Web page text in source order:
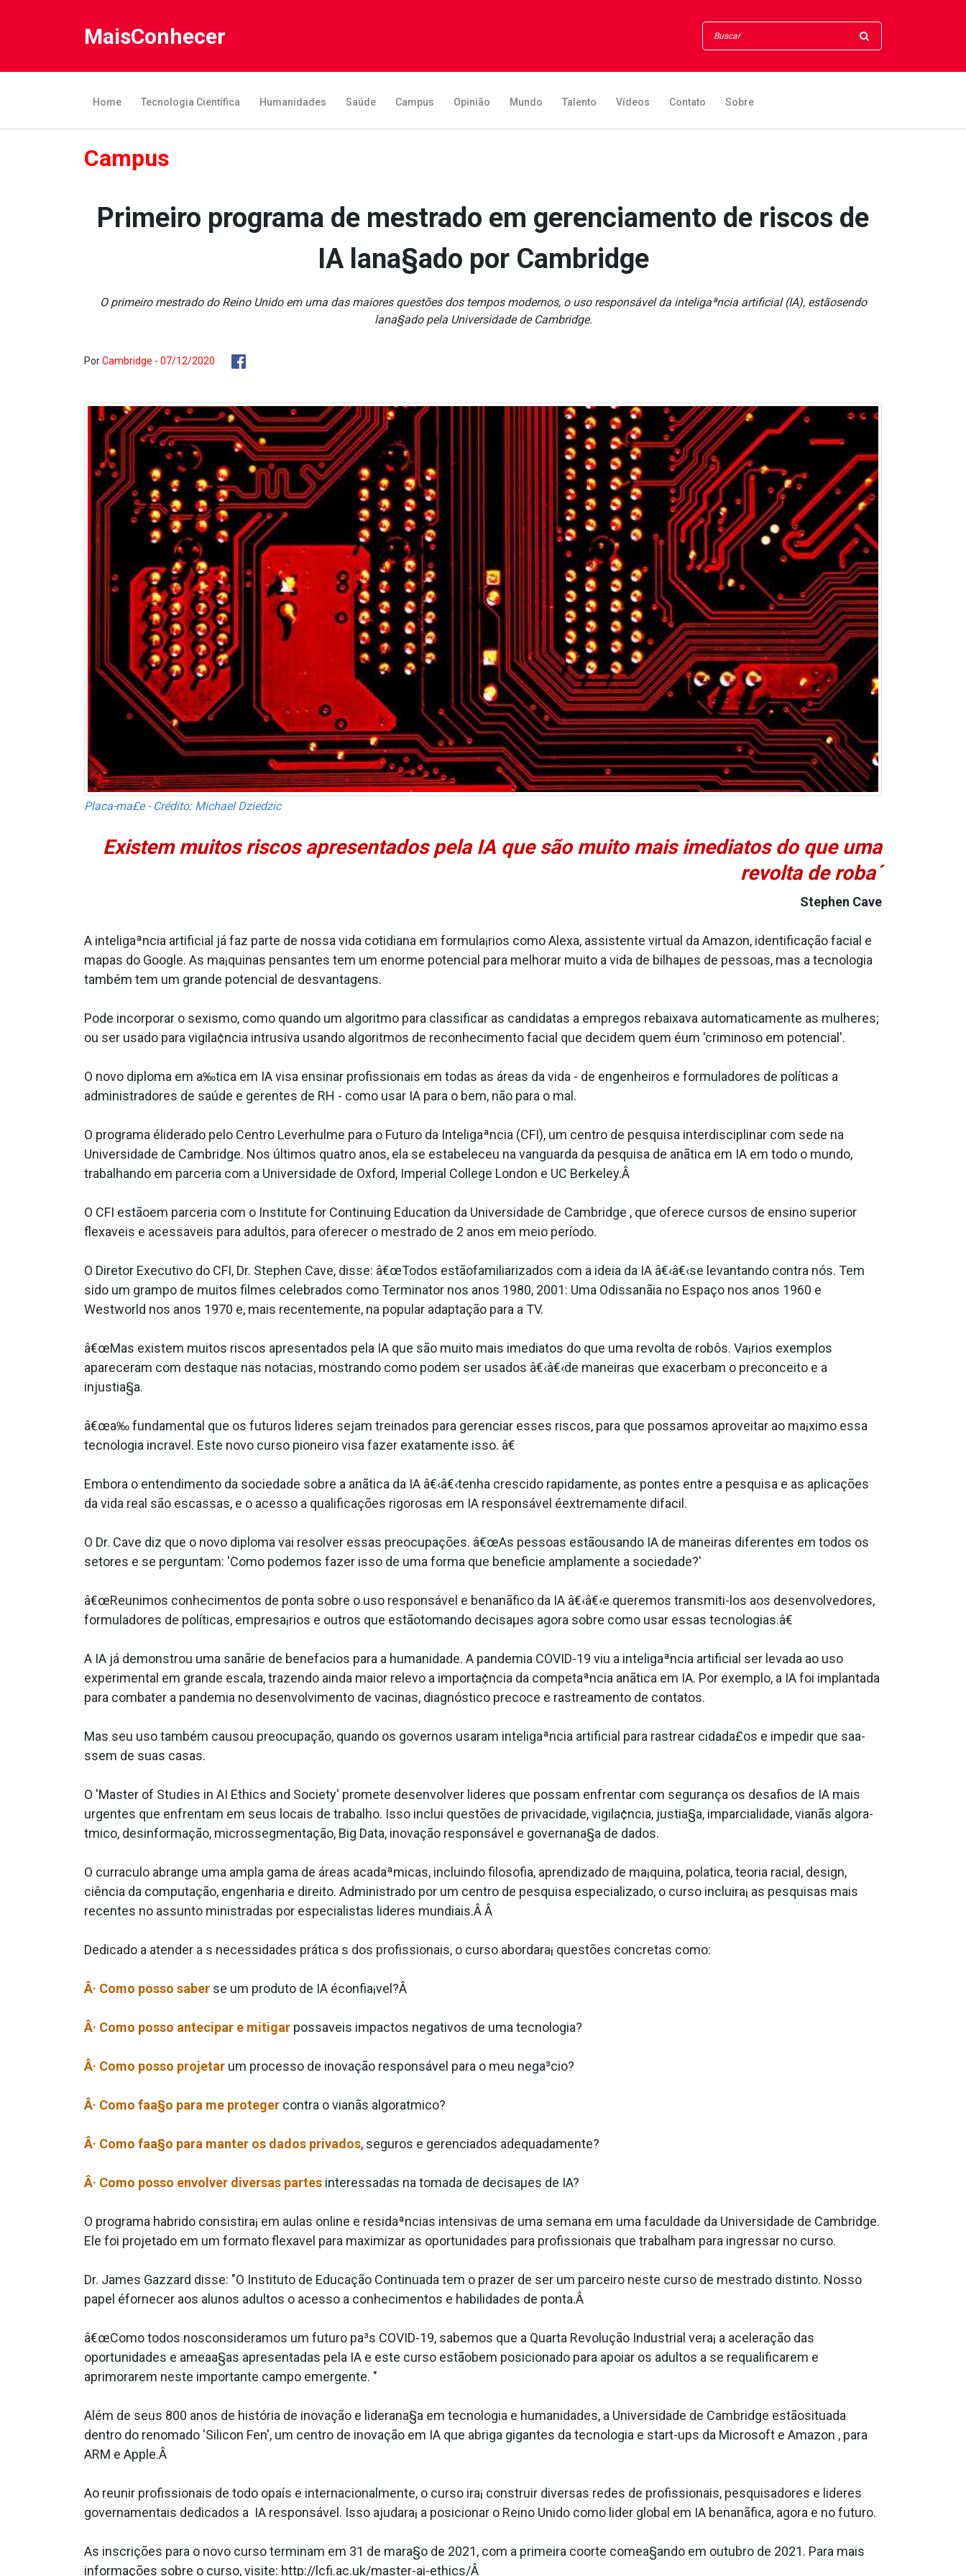
MaisConhecer
Home Tecnologia Científica Humanidades Saúde Campus Opinião Mundo Talento Vídeos Contato Sobre
Campus
Primeiro programa de mestrado em gerenciamento de riscos de
IA lana§ado por Cambridge
O primeiro mestrado do Reino Unido em uma das maiores questões dos tempos modernos, o uso responsável da inteligaªncia artificial (IA), estãosendo
lana§ado pela Universidade de Cambridge.
PorCambridge - 07/12/2020
Placa-ma£e - Crédito: Michael Dziedzic
Existem muitos riscos apresentados pela IA que são muito mais imediatos do que uma
revolta de roba´
Stephen Cave
A inteligaªncia artificial já faz parte de nossa vida cotidiana em formula¡rios como Alexa, assistente virtual da Amazon, identificação facial e
mapas do Google. As ma¡quinas pensantes tem um enorme potencial para melhorar muito a vida de bilhaµes de pessoas, mas a tecnologia
também tem um grande potencial de desvantagens.
Pode incorporar o sexismo, como quando um algoritmo para classificar as candidatas a empregos rebaixava automaticamente as mulheres;
ou ser usado para vigila¢ncia intrusiva usando algoritmos de reconhecimento facial que decidem quem éum 'criminoso em potencial'.
O novo diploma em a‰tica em IA visa ensinar profissionais em todas as áreas da vida - de engenheiros e formuladores de políticas a
administradores de saúde e gerentes de RH - como usar IA para o bem, não para o mal.
O programa éliderado pelo Centro Leverhulme para o Futuro da Inteligaªncia (CFI), um centro de pesquisa interdisciplinar com sede na
Universidade de Cambridge. Nos últimos quatro anos, ela se estabeleceu na vanguarda da pesquisa de anãtica em IA em todo o mundo,
trabalhando em parceria com a Universidade de Oxford, Imperial College London e UC Berkeley.Â
O CFI estãoem parceria com o Institute for Continuing Education da Universidade de Cambridge , que oferece cursos de ensino superior
flexa­veis e acessa­veis para adultos, para oferecer o mestrado de 2 anos em meio período.
O Diretor Executivo do CFI, Dr. Stephen Cave, disse: â€œTodos estãofamiliarizados com a ideia da IA â€‹â€‹se levantando contra nós. Tem
sido um grampo de muitos filmes celebrados como Terminator nos anos 1980, 2001: Uma Odissanãia no Espaço nos anos 1960 e
Westworld nos anos 1970 e, mais recentemente, na popular adaptação para a TV.
â€œMas existem muitos riscos apresentados pela IA que são muito mais imediatos do que uma revolta de robôs. Va¡rios exemplos
apareceram com destaque nas nota­cias, mostrando como podem ser usados â€‹â€‹de maneiras que exacerbam o preconceito e a
injustia§a.
â€œa‰ fundamental que os futuros lideres sejam treinados para gerenciar esses riscos, para que possamos aproveitar ao ma¡ximo essa
tecnologia incra­vel. Este novo curso pioneiro visa fazer exatamente isso. â€
Embora o entendimento da sociedade sobre a anãtica da IA â€‹â€‹tenha crescido rapidamente, as pontes entre a pesquisa e as aplicações
da vida real são escassas, e o acesso a qualificações rigorosas em IA responsável éextremamente difa­cil.
O Dr. Cave diz que o novo diploma vai resolver essas preocupações. â€œAs pessoas estãousando IA de maneiras diferentes em todos os
setores e se perguntam: 'Como podemos fazer isso de uma forma que beneficie amplamente a sociedade?'
â€œReunimos conhecimentos de ponta sobre o uso responsável e benanãfico da IA â€‹â€‹e queremos transmiti-los aos desenvolvedores,
formuladores de políticas, empresa¡rios e outros que estãotomando decisaµes agora sobre como usar essas tecnologias.â€
A IA já demonstrou uma sanãrie de benefa­cios para a humanidade. A pandemia COVID-19 viu a inteligaªncia artificial ser levada ao uso
experimental em grande escala, trazendo ainda maior relevo a importa¢ncia da competaªncia anãtica em IA. Por exemplo, a IA foi implantada
para combater a pandemia no desenvolvimento de vacinas, diagnóstico precoce e rastreamento de contatos.
Mas seu uso também causou preocupação, quando os governos usaram inteligaªncia artificial para rastrear cidada£os e impedir que saa­
ssem de suas casas.
O 'Master of Studies in AI Ethics and Society' promete desenvolver lideres que possam enfrentar com segurança os desafios de IA mais
urgentes que enfrentam em seus locais de trabalho. Isso inclui questões de privacidade, vigila¢ncia, justia§a, imparcialidade, vianãs algora­
tmico, desinformação, microssegmentação, Big Data, inovação responsável e governana§a de dados.
O curra­culo abrange uma ampla gama de áreas acadaªmicas, incluindo filosofia, aprendizado de ma¡quina, pola­tica, teoria racial, design,
ciência da computação, engenharia e direito. Administrado por um centro de pesquisa especializado, o curso incluira¡ as pesquisas mais
recentes no assunto ministradas por especialistas lideres mundiais.Â Â
Dedicado a atender a s necessidades prática s dos profissionais, o curso abordara¡ questões concretas como:
Â· Como posso saber se um produto de IA éconfia¡vel?Â
Â· Como posso antecipar e mitigar possa­veis impactos negativos de uma tecnologia?
Â· Como posso projetar um processo de inovação responsável para o meu nega³cio?
Â· Como faa§o para me proteger contra o vianãs algora­tmico?
Â· Como faa§o para manter os dados privados, seguros e gerenciados adequadamente?
Â· Como posso envolver diversas partes interessadas na tomada de decisaµes de IA?
O programa ha­brido consistira¡ em aulas online e residaªncias intensivas de uma semana em uma faculdade da Universidade de Cambridge.
Ele foi projetado em um formato flexa­vel para maximizar as oportunidades para profissionais que trabalham para ingressar no curso.
Dr. James Gazzard disse: "O Instituto de Educação Continuada tem o prazer de ser um parceiro neste curso de mestrado distinto. Nosso
papel éfornecer aos alunos adultos o acesso a conhecimentos e habilidades de ponta.Â
â€œComo todos nosconsideramos um futuro pa³s COVID-19, sabemos que a Quarta Revolução Industrial vera¡ a aceleração das
oportunidades e ameaa§as apresentadas pela IA e este curso estãobem posicionado para apoiar os adultos a se requalificarem e
aprimorarem neste importante campo emergente. "
Além de seus 800 anos de história de inovação e liderana§a em tecnologia e humanidades, a Universidade de Cambridge estãosituada
dentro do renomado 'Silicon Fen', um centro de inovação em IA que abriga gigantes da tecnologia e start-ups da Microsoft e Amazon , para
ARM e Apple.Â
Ao reunir profissionais de todo opaís e internacionalmente, o curso ira¡ construir diversas redes de profissionais, pesquisadores e lideres
governamentais dedicados a IA responsável. Isso ajudara¡ a posicionar o Reino Unido como lider global em IA benanãfica, agora e no futuro.
As inscrições para o novo curso terminam em 31 de mara§o de 2021, com a primeira coorte comea§ando em outubro de 2021. Para mais
informações sobre o curso, visite: http://lcfi.ac.uk/master-ai-ethics/Â